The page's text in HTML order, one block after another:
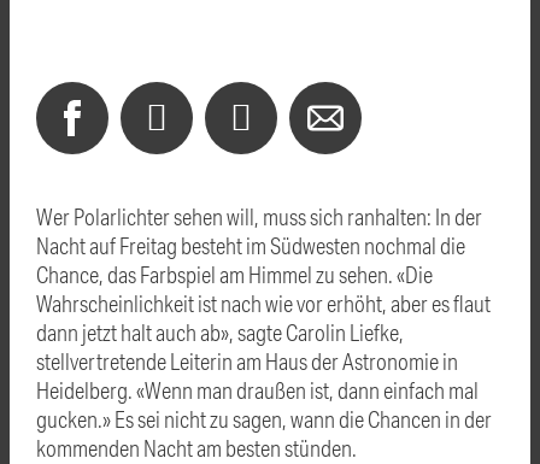
Wer Polarlichter sehen will, muss sich ranhalten: In der
Nacht auf Freitag besteht im Südwesten nochmal die
Chance, das Farbspiel am Himmel zu sehen. «Die
Wahrscheinlichkeit ist nach wie vor erhöht, aber es flaut
dann jetzt halt auch ab», sagte Carolin Liefke,
stellvertretende Leiterin am Haus der Astronomie in
Heidelberg. «Wenn man draußen ist, dann einfach mal
gucken.» Es sei nicht zu sagen, wann die Chancen in der
kommenden Nacht am besten stünden.